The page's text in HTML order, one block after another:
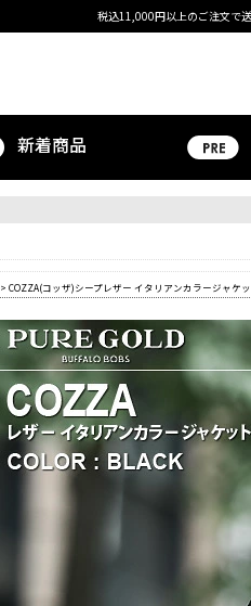
税込11,000円以上のご注文で送
新着商品
> COZZA(コッザ)シープレザー イタリアンカラージャケ